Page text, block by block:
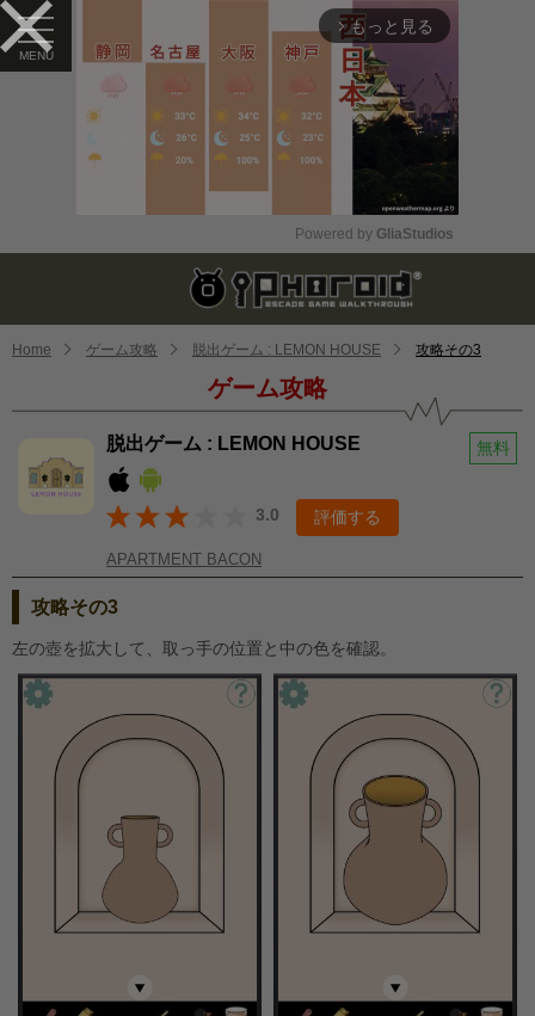
arrow_forward_ios もっと見る
Mute
Powered by GliaStudios
Home ゲーム攻略 脱出ゲーム : LEMON HOUSE 攻略その3
ゲーム攻略
脱出ゲーム : LEMON HOUSE 無料
3.0 評価する
APARTMENT BACON
攻略その3
左の壺を拡大して、取っ手の位置と中の色を確認。